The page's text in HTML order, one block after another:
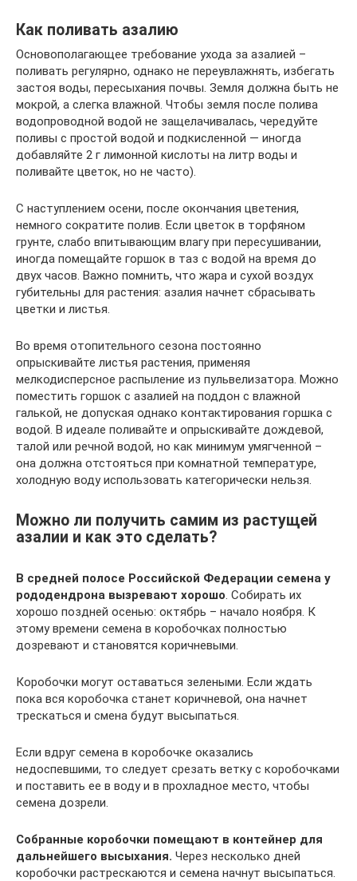
Как поливать азалию
Основополагающее требование ухода за азалией –
поливать регулярно, однако не переувлажнять, избегать
застоя воды, пересыхания почвы. Земля должна быть не
мокрой, а слегка влажной. Чтобы земля после полива
водопроводной водой не защелачивалась, чередуйте
поливы с простой водой и подкисленной — иногда
добавляйте 2 г лимонной кислоты на литр воды и
поливайте цветок, но не часто).
С наступлением осени, после окончания цветения,
немного сократите полив. Если цветок в торфяном
грунте, слабо впитывающим влагу при пересушивании,
иногда помещайте горшок в таз с водой на время до
двух часов. Важно помнить, что жара и сухой воздух
губительны для растения: азалия начнет сбрасывать
цветки и листья.
Во время отопительного сезона постоянно
опрыскивайте листья растения, применяя
мелкодисперсное распыление из пульвелизатора. Можно
поместить горшок с азалией на поддон с влажной
галькой, не допуская однако контактирования горшка с
водой. В идеале поливайте и опрыскивайте дождевой,
талой или речной водой, но как минимум умягченной –
она должна отстояться при комнатной температуре,
холодную воду использовать категорически нельзя.
Можно ли получить самим из растущей
азалии и как это сделать?
В средней полосе Российской Федерации семена у
рододендрона вызревают хорошо. Собирать их
хорошо поздней осенью: октябрь – начало ноября. К
этому времени семена в коробочках полностью
дозревают и становятся коричневыми.
Коробочки могут оставаться зелеными. Если ждать
пока вся коробочка станет коричневой, она начнет
трескаться и смена будут высыпаться.
Если вдруг семена в коробочке оказались
недоспевшими, то следует срезать ветку с коробочками
и поставить ее в воду и в прохладное место, чтобы
семена дозрели.
Собранные коробочки помещают в контейнер для
дальнейшего высыхания. Через несколько дней
коробочки растрескаются и семена начнут высыпаться.